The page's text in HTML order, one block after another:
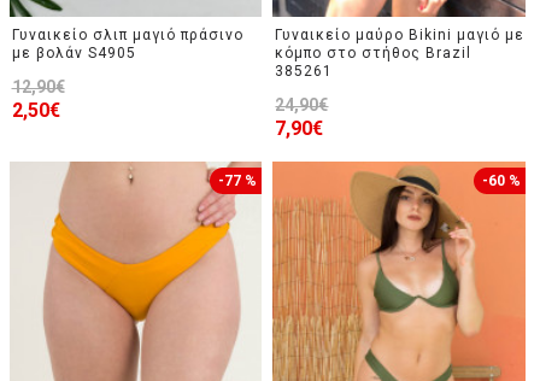
Γυναικείο σλιπ μαγιό πράσινο
με βολάν S4905
2,50€
12,90€
Γυναικείο μαύρο Bikini μαγιό με
κόμπο στο στήθος Brazil
385261
7,90€
24,90€
-77 % -60 %